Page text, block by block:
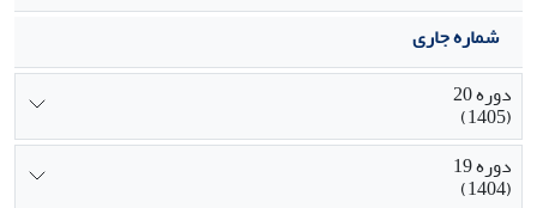
شماره جاری
دوره 20
(1405)
دوره 19
(1404)